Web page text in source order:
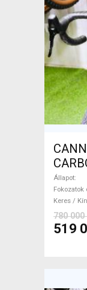
/ CX
Állapot
Fokozatok
Keres /
780 000
519